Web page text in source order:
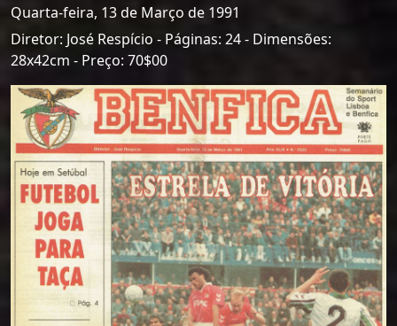
Quarta-feira, 13 de Março de 1991
Diretor: José Respício - Páginas: 24 - Dimensões:
28x42cm - Preço: 70$00